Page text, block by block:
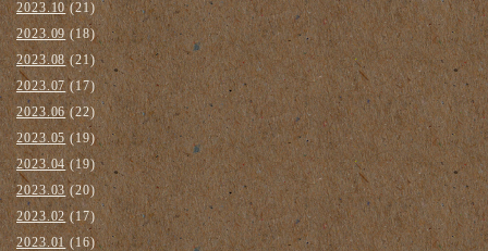
2023.10(21)
2023.09(18)
2023.08(21)
2023.07 (17)
2023.06(22)
2023.05 (19)
2023.04(19)
2023.03(20)
2023.02(17)
2023.01 (16)